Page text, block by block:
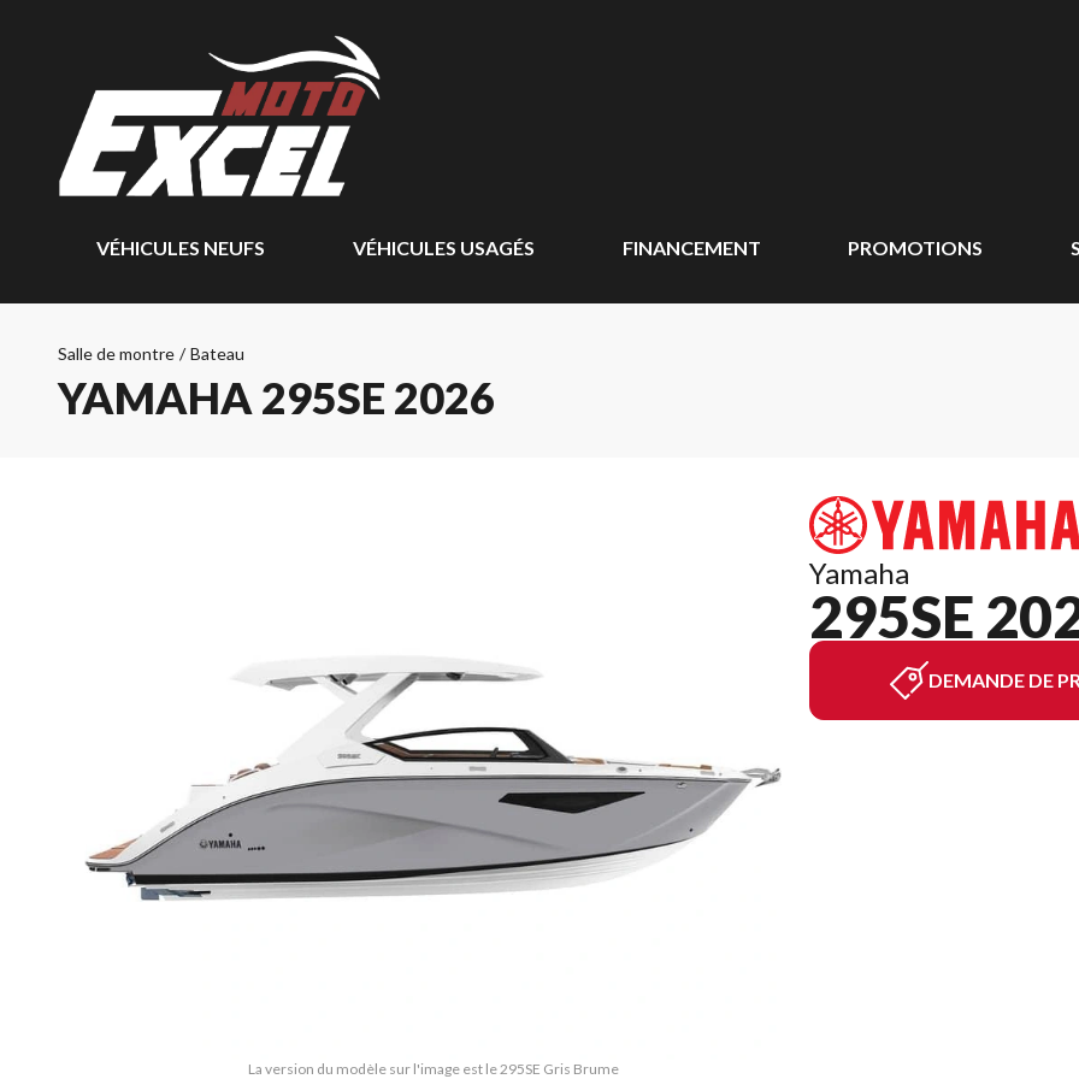
VÉHICULES NEUFS VÉHICULES USAGÉS FINANCEMENT PROMOTIONS
Salle de montre / Bateau
YAMAHA 295SE 2026
La version du modèle sur l'image est le 295SE Gris Brume
Yamaha
295SE
DEMANDE DE